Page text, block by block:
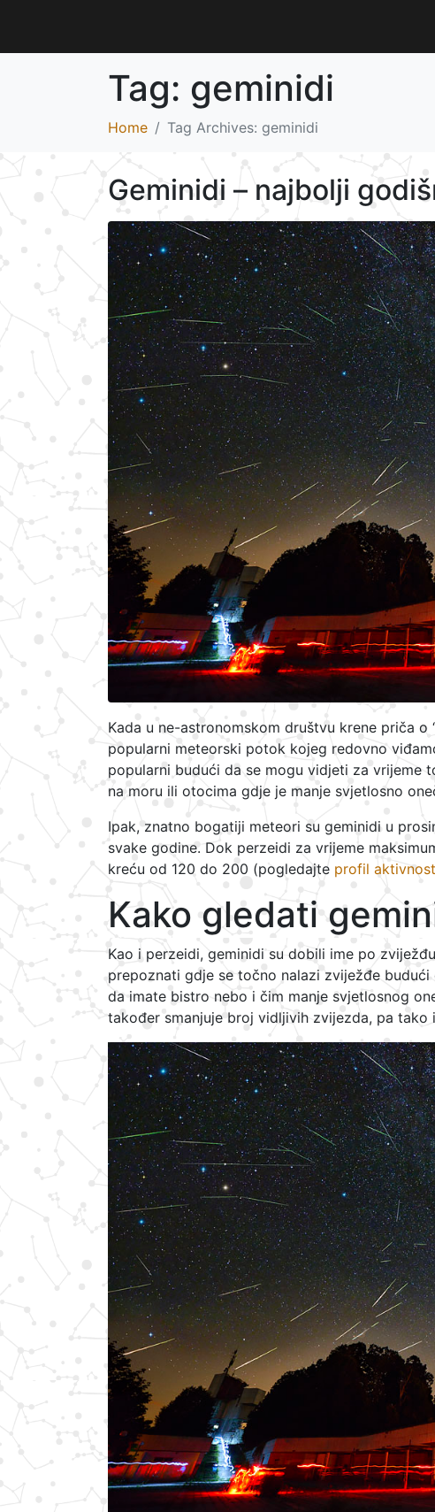
Tag: geminidi
Home Tag Archives: geminidi
Geminidi – najbolji
Kada u ne-astronomskom društvu krene priča o
popularni meteorski potok kojeg redovno
popularni budući da se mogu vidjeti za vrijeme
na moru ili otocima gdje je manje svjetlosno
Ipak, znatno bogatiji meteori su geminidi u
svake godine. Dok perzeidi za vrijeme
kreću od 120 do 200 (pogledajte profil
Kako gledati
Kao i perzeidi, geminidi su dobili ime po
prepoznati gdje se točno nalazi zviježđe
da imate bistro nebo i čim manje svjetlosnog
također smanjuje broj vidljivih zvijezda, pa tako